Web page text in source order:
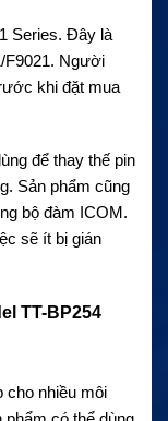
Series. Đây là
F9021. Người
khi đặt mua
để thay thế pin
Sản phẩm cũng
bộ đàm ICOM.
sẽ ít bị gián
TT-BP254
cho nhiều môi